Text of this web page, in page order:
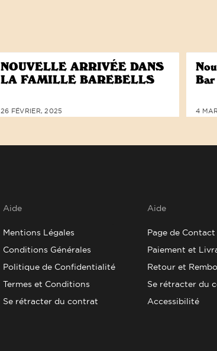
NOUVELLE ARRIVÉE DANS
LA FAMILLE BAREBELLS
26 FÉVRIER, 2025
Bar
4
Aide
Mentions Légales
Conditions Générales
Politique de Confidentialité
Termes et Conditions
Se rétracter du contrat
Aide
Page de Contact
Paiement et
Retour et
Se rétracter du
Accessibilité